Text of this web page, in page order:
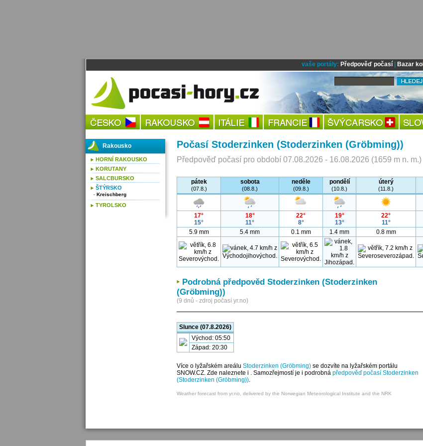
vaše portály: Předpověď počasí| Bazar kol
Počasí Stoderzinken (Stoderzinken (Gröbming))
Předpověď počasí pro období 07.08.2026 - 16.08.2026 (1659 m n. m.)
pátek
(07.8.)
sobota
(08.8.)
neděle
(09.8.)
pondělí
(10.8.)
úterý
(11.8.)
17°
15°
18°
11°
22°
8°
19°
13°
22°
11°
5.9 mm
5.4 mm 0.1 mm 1.4 mm 0.8 mm
Podrobná předpověd Stoderzinken (Stoderzinken
(Gröbming))
(9 dnů - zdroj počasí yr.no)
Slunce (07.8.2026)
Východ: 05:50
Západ: 20:30
Více o lyžařském areálu Stoderzinken (Gröbming) se dozvíte na lyžařském portálu
SNOW.CZ. Zde naleznete i . Samozřejmostí je i podrobná předpověď počasí Stoderzinken
(Stoderzinken (Gröbming)).
Weather forecast from yr.no, delivered by the Norwegian Meteorological Institute and the NRK
Rakousko
HORNÍ RAKOUSKO
KORUTANY
SALCBURSKO
ŠTÝRSKO
Kreischberg
TYROLSKO